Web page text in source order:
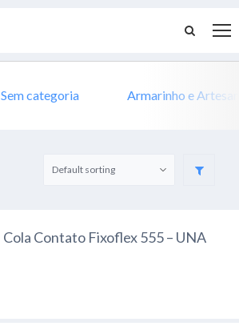
Sem categoria Armarinho e
Cola Contato Fixoflex 555 – UNA